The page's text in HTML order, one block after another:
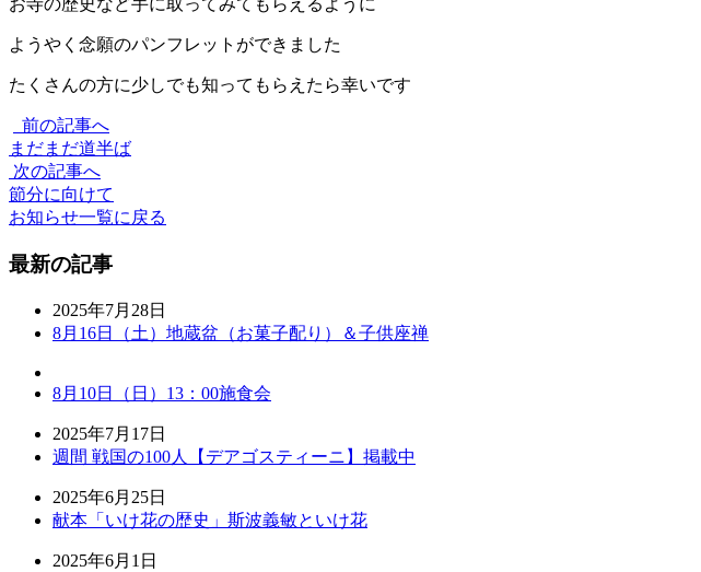
お寺の歴史など手に取ってみてもらえるように
ようやく念願のパンフレットができました
たくさんの方に少しでも知ってもらえたら幸いです
前の記事へ
まだまだ道半ば
次の記事へ
節分に向けて
お知らせ一覧に戻る
最新の記事
2025年7月28日
8月16日（土）地蔵盆（お菓子配り）＆子供座禅
8月10日（日）13：00施食会
2025年7月17日
週間 戦国の100人【デアゴスティーニ】掲載中
2025年6月25日
献本「いけ花の歴史」斯波義敏といけ花
2025年6月1日